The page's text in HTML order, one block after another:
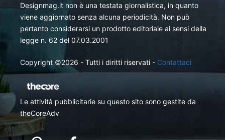
Designmag.it non è una testata giornalistica, in quanto
viene aggiornato senza alcuna periodicità. Non può
pertanto considerarsi un prodotto editoriale ai sensi della
legge n. 62 del 07.03.2001
Copyright ©2026 - Tutti i diritti riservati - Contattaci
Le attività pubblicitarie su questo sito sono gestite da
theCoreAdv